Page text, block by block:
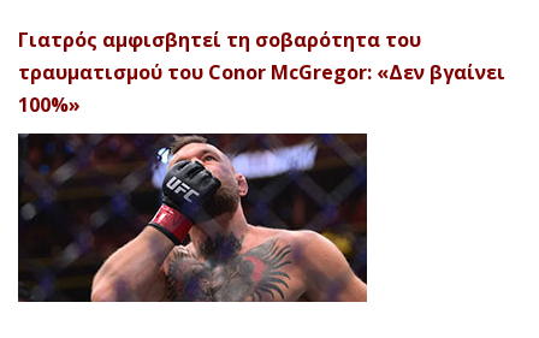
Γιατρός αμφισβητεί τη σοβαρότητα του
τραυματισμού του Conor McGregor: «Δεν βγαίνει
100%»